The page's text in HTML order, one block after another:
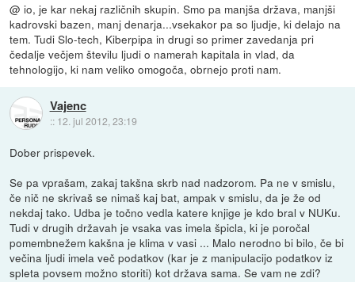
@ io, je kar nekaj različnih skupin. Smo pa manjša država, manjši
kadrovski bazen, manj denarja...vsekakor pa so ljudje, ki delajo na
tem. Tudi Slo-tech, Kiberpipa in drugi so primer zavedanja pri
čedalje večjem številu ljudi o namerah kapitala in vlad, da
tehnologijo, ki nam veliko omogoča, obrnejo proti nam.
Vajenc
:: 12. jul 2012, 23:19
Dober prispevek.
Se pa vprašam, zakaj takšna skrb nad nadzorom. Pa ne v smislu,
če nič ne skrivaš se nimaš kaj bat, ampak v smislu, da je že od
nekdaj tako. Udba je točno vedla katere knjige je kdo bral v NUKu.
Tudi v drugih državah je vsaka vas imela špicla, ki je poročal
pomembnežem kakšna je klima v vasi ... Malo nerodno bi bilo, če bi
večina ljudi imela več podatkov (kar je z manipulacijo podatkov iz
spleta povsem možno storiti) kot država sama. Se vam ne zdi?